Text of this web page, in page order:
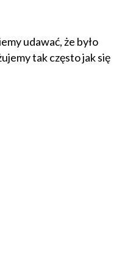
udawać, że było
tak często jak się